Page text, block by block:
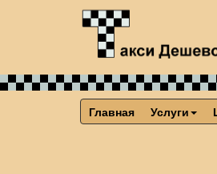
Главная Услуги